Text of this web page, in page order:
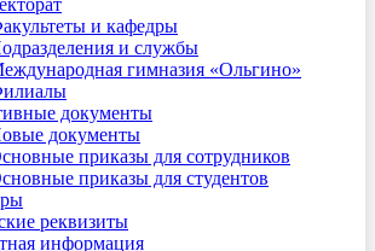
и кафедры
и службы
гимназия «Ольгино»
документы
документы
приказы для сотрудников
приказы для студентов
реквизиты
информация